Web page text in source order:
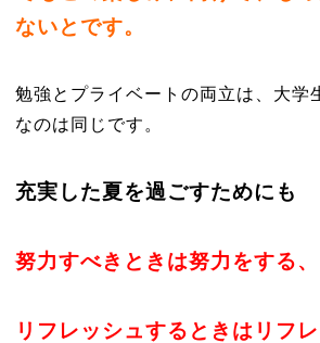
ないとです。
勉強とプライベートの両立は、大学
なのは同じです。
充実した夏を過ごすためにも
努力すべきときは努力をする、
リフレッシュするときはリフ